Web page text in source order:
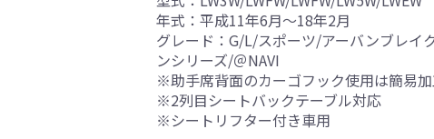
年式：平成11年6月～18年2月
グレード：G/L/スポーツ/アーバンブレイ
ンシリーズ/＠NAVI
※助手席背面のカーゴフック使用は簡易
※2列目シートバックテーブル対応
※シートリフター付き車用